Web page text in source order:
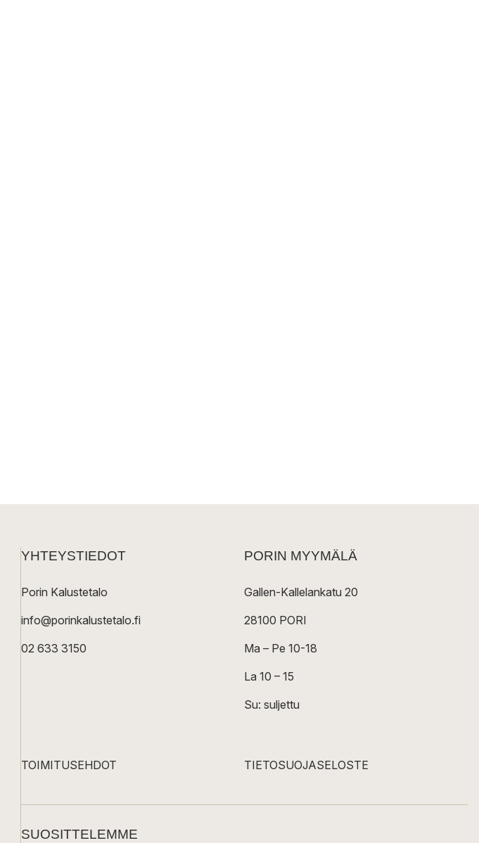
YHTEYSTIEDOT
Porin Kalustetalo
info@porinkalustetalo.fi
02 633 3150
PORIN MYYMÄLÄ
Gallen-Kallelankatu 20
28100 PORI
Ma – Pe 10-18
La 10 – 15
Su: suljettu
TOIMITUSEHDOT TIETOSUOJASELOSTE
SUOSITTELEMME